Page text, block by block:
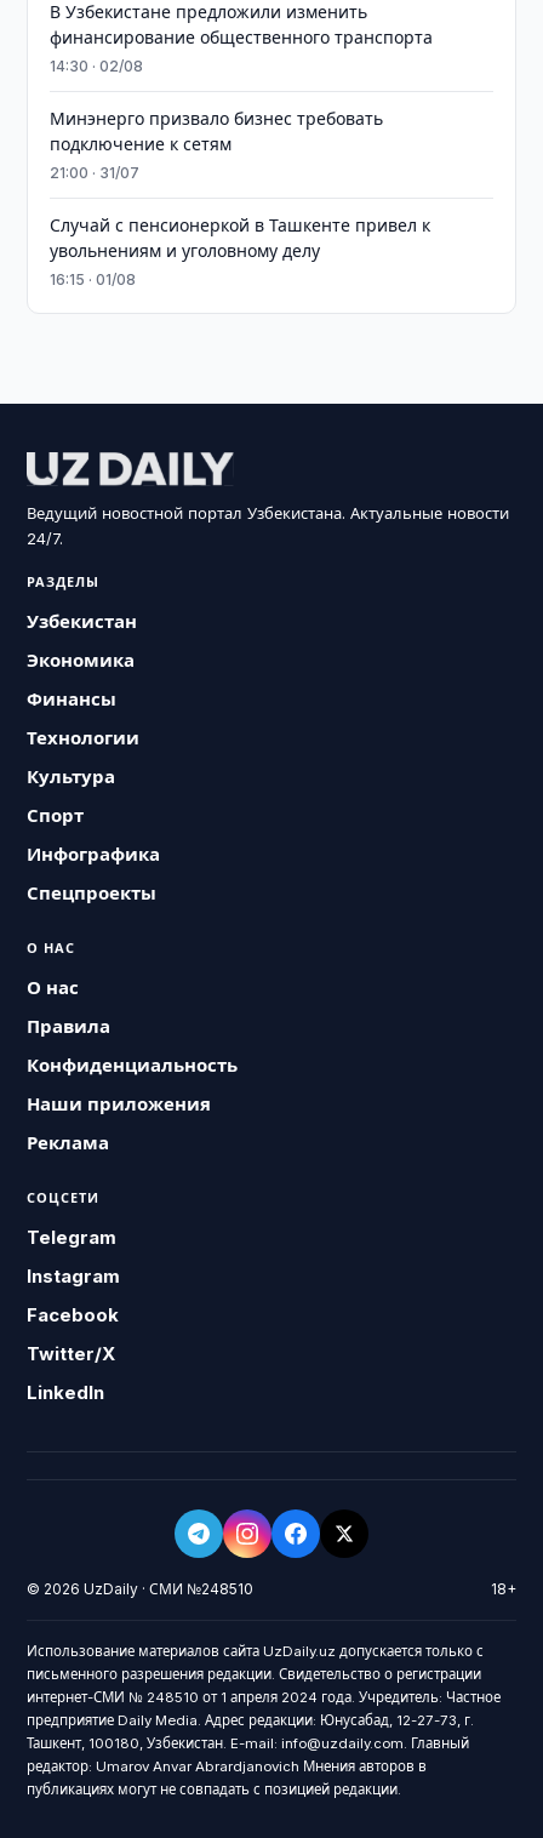
В Узбекистане предложили изменить
финансирование общественного транспорта
14:30 · 02/08
Минэнерго призвало бизнес требовать
подключение к сетям
21:00 · 31/07
Случай с пенсионеркой в Ташкенте привел к
увольнениям и уголовному делу
16:15 · 01/08
Ведущий новостной портал Узбекистана. Актуальные новости
24/7.
РАЗДЕЛЫ
Узбекистан
Экономика
Финансы
Технологии
Культура
Спорт
Инфографика
Спецпроекты
О НАС
О нас
Правила
Конфиденциальность
Наши приложения
Реклама
СОЦСЕТИ
Telegram
Instagram
Facebook
Twitter/X
LinkedIn
© 2026 UzDaily · СМИ №248510 18+
Использование материалов сайта UzDaily.uz допускается только с
письменного разрешения редакции. Свидетельство о регистрации
интернет-СМИ № 248510 от 1 апреля 2024 года. Учредитель: Частное
предприятие Daily Media. Адрес редакции: Юнусабад, 12-27-73, г.
Ташкент, 100180, Узбекистан. E-mail: info@uzdaily.com. Главный
редактор: Umarov Anvar Abrardjanovich Мнения авторов в
публикациях могут не совпадать с позицией редакции.